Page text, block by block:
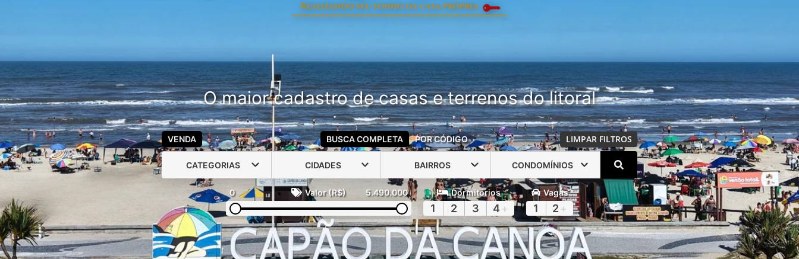
O maior cadastro de casas e terrenos do litoral
VENDA BUSCA COMPLETA POR CÓDIGO LIMPAR FILTROS
CATEGORIAS CIDADES BAIRROS CONDOMÍNIOS
0 Valor (R$) 5.490.000 Dormitórios
1 2 3 4 +
Vagas
1 2 +